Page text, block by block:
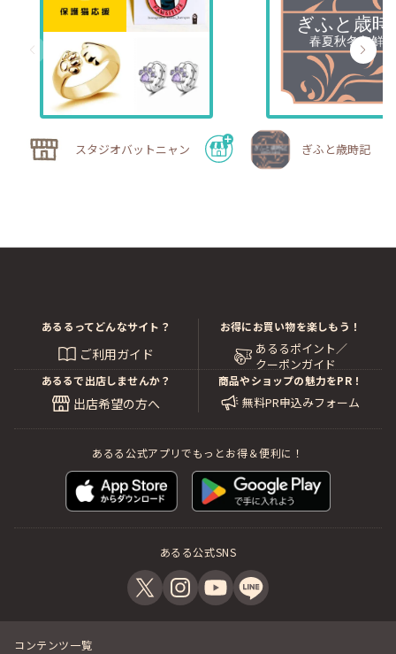
スタジオバットニャン ぎふと歳時記
あるるってどんなサイト？
ご利用ガイド
お得にお買い物を楽しもう！
あるるポイント／
クーポンガイド
あるるで出店しませんか？
出店希望の方へ
商品やショップの魅力をPR！
無料PR申込みフォーム
あるる公式アプリでもっとお得＆便利に！
あるる公式SNS
コンテンツ一覧